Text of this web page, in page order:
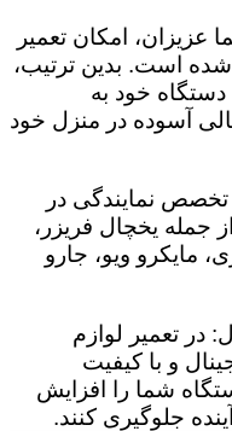
عزیزان، امکان تعمیر
است. بدین ترتیب،
خود به
آسوده در منزل خود
تخصص نمایندگی در
جمله یخچال فریزر،
مایکرو ویو، جارو
در تعمیر لوازم
و با کیفیت
شما را افزایش
جلوگیری کنند.